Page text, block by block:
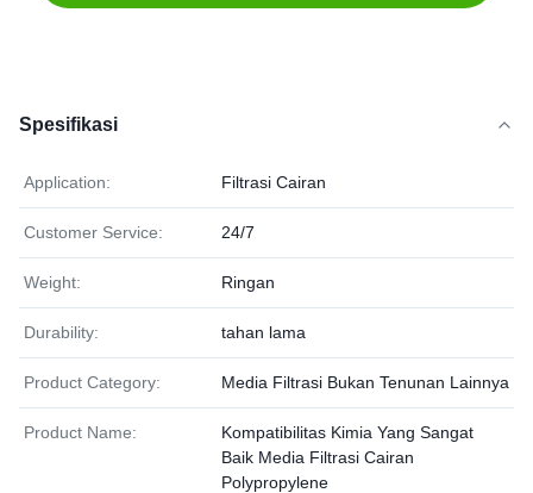
Spesifikasi
Application: Filtrasi Cairan
Customer Service: 24/7
Weight: Ringan
Durability: tahan lama
Product Category: Media Filtrasi Bukan Tenunan Lainnya
Product Name:
Kompatibilitas Kimia Yang Sangat
Baik Media Filtrasi Cairan
Polypropylene